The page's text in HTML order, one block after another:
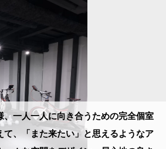
、一人一人に向き合うための完全個室
て、「また来たい」と思えるようなア